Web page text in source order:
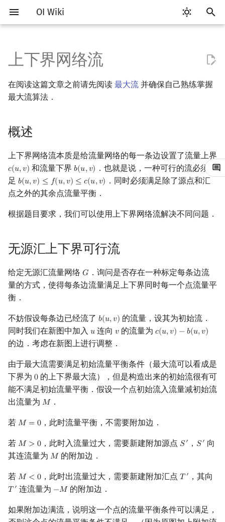
OI Wiki
开
搜
Getting Started
关于本项目
格式手册
数学符号表
F.A.Q.
镜像站列表
致谢
比赛相关简介
赛事
学习资源
技巧
出题
工具软件简介
代码编辑工具
Eclipse
Kate
Geany
Xcode
Sublime Text
CP Editor
Lemon
命令行编译与调试
编译器
WSL (Windows 10)
Special Judge
Testlib
Interactor
Polygon
OJ 工具
LaTeX 入门
Git
语言基础简介
C++ 基础
流程控制语句
函数
string
引用
新版 C++ 特性
编译优化
C++ 与其他常用语言的区别
Pascal 转 C++ 急救
Python 速成
Java 速成
Java 进阶
算法基础简介
复杂度
递归 & 分治
贪心
排序
计数排序
快速排序
桶排序
希尔排序
Tim 排序
排序相关 STL
前缀和 & 差分
二分
倍增
构造
搜索部分简介
DFS（搜索）
启发式搜索
A*
迭代加深搜索
IDA*
回溯法
Dancing Links
Alpha–Beta 剪枝
优化
动态规划部分简介
动态规划基础
区间 DP
DAG 上的 DP
树形 DP
状压 DP
数位 DP
插头 DP
计数 DP
动态 DP
概率 DP
DP 套 DP
Slope Trick 优化
状态设计优化
其它 DP 方法
字符串部分简介
字符串基础
字符串哈希
字典树 (Trie)
前缀函数与 KMP 算法
Boyer–Moore 算法
Z 函数（扩展 KMP）
AC 自动机
后缀数组 (SA)
后缀自动机 (SAM)
后缀平衡树
广义后缀自动机
Manacher
回文树
序列自动机
最小表示法
数学部分简介
布尔代数
二进制集合操作
高精度计算
快速幂
置换和排列
弧度制与坐标系
复数
数论
欧拉函数
分解质因数
费马小定理 & 欧拉定理
模逆元
线性同余方程
升幂引理
阶乘取模
同余方程
离散对数
多项式与生成函数
快速沃尔什变换
多项式牛顿迭代
多项式初等函数
常系数齐次线性递推
多项式平移|连续点值平移
Lagrange 反演
形式幂级数复合|复合逆
指数生成函数
组合数学
错位排列
斯特林数
Entringer Number
Eulerian Number
范德蒙德卷积
Pólya 计数
线性代数
初等变换
线性空间
特征多项式
对角化
抽象代数
Schreier–Sims 算法
概率论
概率不等式
博弈论
数值算法
数据结构部分简介
栈
哈希表
并查集
堆
块状数据结构
Sqrt Tree
单调栈
单调队列
ST 表
树状数组
线段树
区间最值操作 & 区间历史
值
划分树
替罪羊树
Size Balanced Tree
左偏红黑树
AA 树
跳表
可持久化数据结构
可持久化字典树
树套树
分块套树状数组
K-D Tree
树基础
树的直径
最近公共祖先
树链剖分
树上启发式合并
虚树
树分治
动态树分治
AHU 算法
树哈希
树上随机游走
最短路
差分约束
最小生成树
最小树形图
强连通分量
双连通分量
点/边连通度
概述
无源汇上下界可行流
有源汇上下界最大流
有源汇上下界最小流
图匹配
二分图最大匹配
一般图最大权匹配
稳定匹配
计算几何部分简介
二维计算几何基础
Pick 定理
三角剖分
凸包
扫描线
旋转卡壳
半平面交
平面最近点对
随机增量法
反演变换
计算几何杂项
杂项简介
离散化
分数规划
随机化
悬线法
有限状态自动机
计算理论基础
字节顺序
约瑟夫问题
表达式求值
在一台机器上规划任务
主元素问题
15-puzzle
Kahan 求和
珂朵莉树/颜色段均摊
空间优化简介
RMQ
并查集应用
上下界网络流
在阅读这篇文章之前请先阅读 最大流 并确保自己熟练掌握
最大流算法．
概述
上下界网络流本质是给流量网络的每一条边设置了流量上界
𝑐(𝑢,𝑣)
c(u,v) 和流量下界𝑏(𝑢,𝑣)
b(u,v) ．也就是说，一种可行的流必须满
足 𝑏(𝑢,𝑣) ≤ 𝑓(𝑢,𝑣) ≤ 𝑐(𝑢,𝑣)
b(u,v)≤ f(u,v)≤c(u ,v)
．同时必须满足除了源点和汇
点之外的其余点流量平衡．
根据题目要求，我们可以使用上下界网络流解决不同问题．
无源汇上下界可行流
给定无源汇流量网络 𝐺
G ．询问是否存在一种标定每条边流
量的方式，使得每条边流量满足上下界同时每一个点流量平
衡．
不妨假设每条边已经流了 𝑏(𝑢,𝑣)
b(u,v) 的流量，设其为初始流．
同时我们在新图中加入 𝑢
u 连向𝑣
v的流量为 𝑐(𝑢,𝑣) −𝑏(𝑢,𝑣)
c(u,v)− b( u,v)
的边．考虑在新图上进行调整．
由于最大流需要满足初始流量平衡条件（最大流可以看成是
下界为 0
0 的上下界最大流），但是构造出来的初始流很有可
能不满足初始流量平衡．假设一个点初始流入流量减初始流
出流量为 𝑀
M ．
若 𝑀 = 0
M= 0 ，此时流量平衡，不需要附加边．
若 𝑀 > 0
M> 0 ，此时入流量过大，需要新建附加源点 𝑆′
S′ ， 𝑆′
S′ 向
其连流量为 𝑀
M 的附加边．
若 𝑀 < 0
M< 0 ，此时出流量过大，需要新建附加汇点𝑇 ′
T′ ，其向
𝑇 ′
T′ 连流量为 −𝑀
−M 的附加边．
如果附加边满流，说明这一个点的流量平衡条件可以满足，